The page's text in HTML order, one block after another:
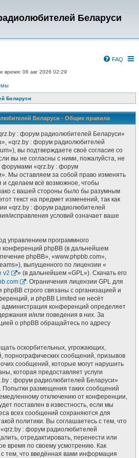
Беларуси
FAQ
время: 06 авг 2026 02:29
Беларуси
Беларуси - Общие правила
: форум радиолюбителей Беларуси»
«qrz.by : форум радиолюбителей
вы подтверждаете своё согласие со
вы не согласны с ними, пожалуйста, не
форумами «qrz.by : форум
Мы оставляем за собой право изменять
и сделаем всё возможное, чтобы
с вашей стороны было бы разумным
текст на предмет изменений, так как
«qrz.by : форум радиолюбителей
исправления условий означает ваше
управлением программного
конференций phpBB (в дальнейшем
phpBB», «www.phpbb.com»,
выпущенного по лицензии «
v2
» (в дальнейшем «GPL»). Скачать его
. Ограничения лицензии GPL для
строго связаны с организацией и
и phpBB Limited не несёт
администрация конференций определяет
и/или поведения в них. За
о phpBB обращайтесь по адресу
оскорбительных, угрожающих,
порнографических сообщений, призывов
сообщений, которые могут нарушить
которая предоставляет услуги
: форум радиолюбителей Беларуси»
Попытки размещения таких сообщений
отключению от конференции,
поставлен в известность, если мы
всех сообщений сохраняются для
политики. Вы соглашаетесь с тем, что
: форум радиолюбителей
отредактировать, перенести или
время по своему усмотрению. Как
тем, что введённая вами информация